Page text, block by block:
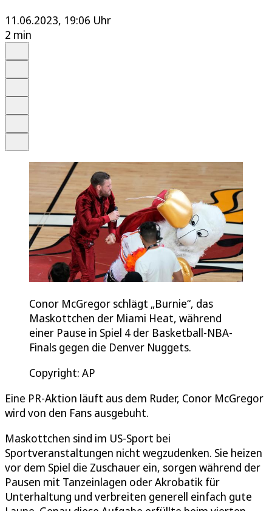
11.06.2023, 19:06 Uhr
2 min
Conor McGregor schlägt „Burnie“, das
Maskottchen der Miami Heat, während
einer Pause in Spiel 4 der Basketball-NBA-
Finals gegen die Denver Nuggets.
Copyright: AP
Eine PR-Aktion läuft aus dem Ruder, Conor McGregor
wird von den Fans ausgebuht.
Maskottchen sind im US-Sport bei
Sportveranstaltungen nicht wegzudenken. Sie heizen
vor dem Spiel die Zuschauer ein, sorgen während der
Pausen mit Tanzeinlagen oder Akrobatik für
Unterhaltung und verbreiten generell einfach gute